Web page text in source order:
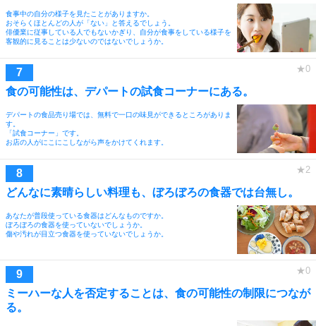
食事中の自分の様子を見たことがありますか。
おそらくほとんどの人が「ない」と答えるでしょう。
俳優業に従事している人でもないかぎり、自分が食事をしている様子を
客観的に見ることは少ないのではないでしょうか。
食の可能性は、デパートの試食コーナーにある。
デパートの食品売り場では、無料で一口の味見ができるところがありま
す。
「試食コーナー」です。
お店の人がにこにこしながら声をかけてくれます。
どんなに素晴らしい料理も、ぼろぼろの食器では台無し。
あなたが普段使っている食器はどんなものですか。
ぼろぼろの食器を使っていないでしょうか。
傷や汚れが目立つ食器を使っていないでしょうか。
ミーハーな人を否定することは、食の可能性の制限につなが
る。